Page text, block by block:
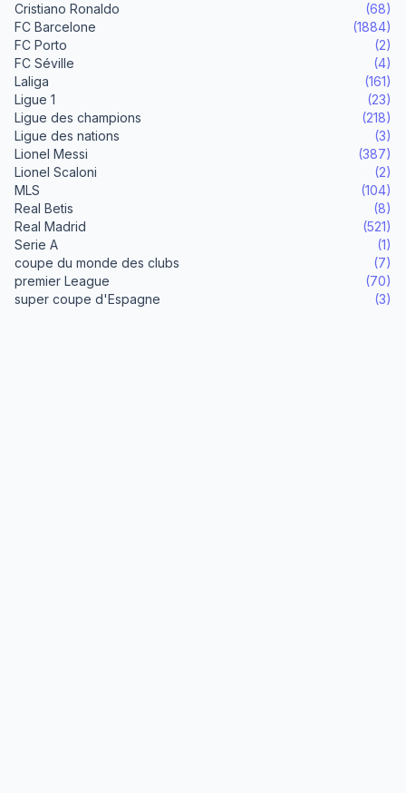
Cristiano Ronaldo
(68)
FC Barcelone
(1884)
FC Porto
(2)
FC Séville
(4)
Laliga
(161)
Ligue 1
(23)
Ligue des champions
(218)
Ligue des nations
(3)
Lionel Messi
(387)
Lionel Scaloni
(2)
MLS
(104)
Real Betis
(8)
Real Madrid
(521)
Serie A
(1)
coupe du monde des clubs
(7)
premier League
(70)
super coupe d'Espagne
(3)